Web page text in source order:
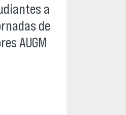
a
de
AUGM